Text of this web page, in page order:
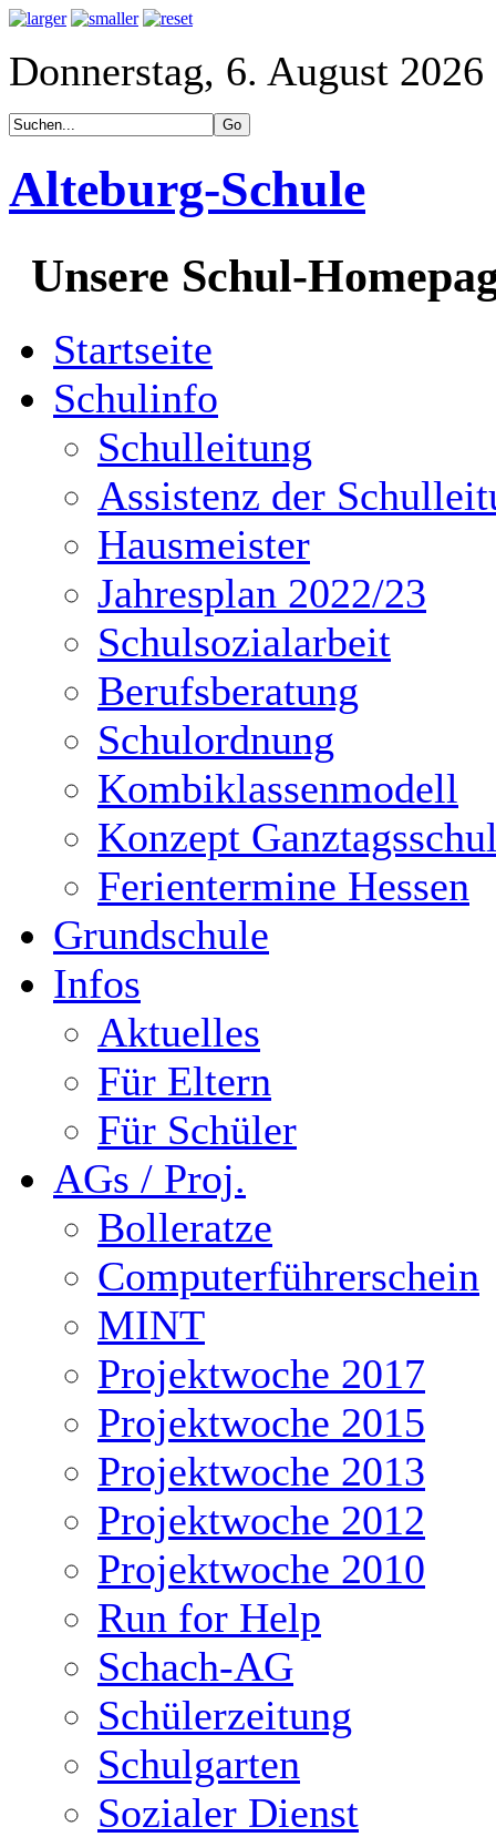
Donnerstag, 6. August 2026
Alteburg-Schule
Unsere Schul-
Startseite
Schulinfo
Schulleitung
Assistenz der
Hausmeister
Jahresplan 2022/23
Schulsozialarbeit
Berufsberatung
Schulordnung
Kombiklassenmodell
Konzept
Ferientermine Hessen
Grundschule
Infos
Aktuelles
Für Eltern
Für Schüler
AGs / Proj.
Bolleratze
Computerführerschein
MINT
Projektwoche 2017
Projektwoche 2015
Projektwoche 2013
Projektwoche 2012
Projektwoche 2010
Run for Help
Schach-AG
Schülerzeitung
Schulgarten
Sozialer Dienst